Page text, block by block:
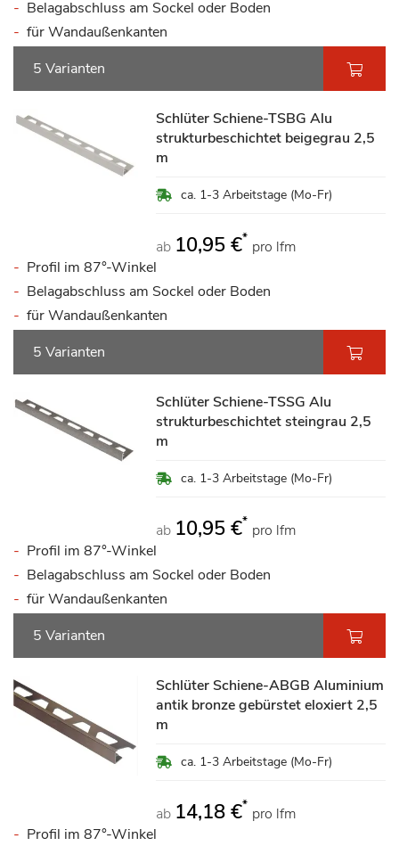
Belagabschluss am Sockel oder Boden
für Wandaußenkanten
5 Varianten
Schlüter Schiene-TSBG Alu
strukturbeschichtet beigegrau 2,5
m
ca. 1-3 Arbeitstage (Mo-Fr)
ab 10,95 €* pro lfm
Profil im 87°-Winkel
Belagabschluss am Sockel oder Boden
für Wandaußenkanten
5 Varianten
Schlüter Schiene-TSSG Alu
strukturbeschichtet steingrau 2,5
m
ca. 1-3 Arbeitstage (Mo-Fr)
ab 10,95 €* pro lfm
Profil im 87°-Winkel
Belagabschluss am Sockel oder Boden
für Wandaußenkanten
5 Varianten
Schlüter Schiene-ABGB Aluminium
antik bronze gebürstet eloxiert 2,5
m
ca. 1-3 Arbeitstage (Mo-Fr)
ab 14,18 €* pro lfm
Profil im 87°-Winkel